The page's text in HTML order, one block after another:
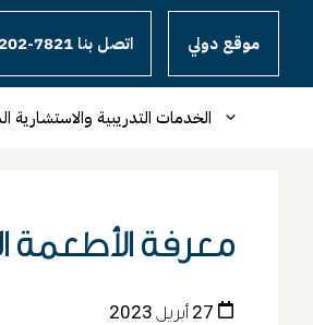
+1 (855) 202-7821 اتصل بنا موقع دولي
الخدمات التدريبية والاستشارية
معرفة الأطعمة
27 أبريل 2023